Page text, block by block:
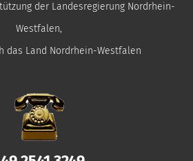
der Landesregierung Nordrhein-
Westfalen,
das Land Nordrhein-Westfalen